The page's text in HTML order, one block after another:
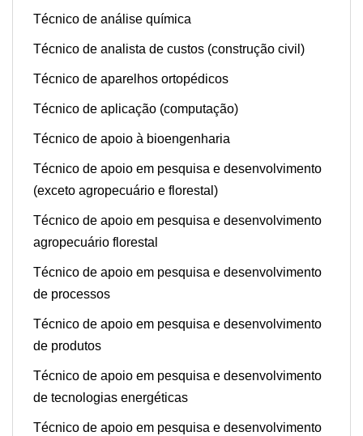
Técnico de análise química
Técnico de analista de custos (construção civil)
Técnico de aparelhos ortopédicos
Técnico de aplicação (computação)
Técnico de apoio à bioengenharia
Técnico de apoio em pesquisa e desenvolvimento
(exceto agropecuário e florestal)
Técnico de apoio em pesquisa e desenvolvimento
agropecuário florestal
Técnico de apoio em pesquisa e desenvolvimento
de processos
Técnico de apoio em pesquisa e desenvolvimento
de produtos
Técnico de apoio em pesquisa e desenvolvimento
de tecnologias energéticas
Técnico de apoio em pesquisa e desenvolvimento